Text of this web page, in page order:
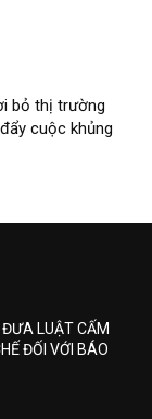
bỏ thị trường
cuộc khủng
ĐƯA LUẬT CẤM
ĐỐI VỚI BÁO